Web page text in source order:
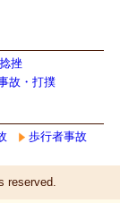
挫
故・打撲
歩行者事故
reserved.